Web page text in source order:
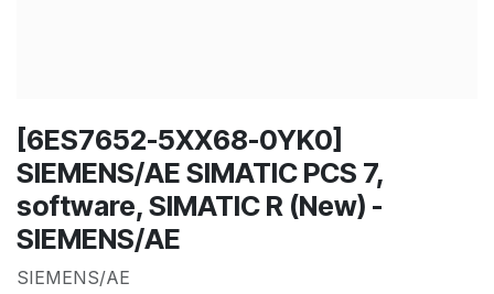
[6ES7652-5XX68-0YK0]
SIEMENS/AE SIMATIC PCS 7,
software, SIMATIC R (New) -
SIEMENS/AE
SIEMENS/AE